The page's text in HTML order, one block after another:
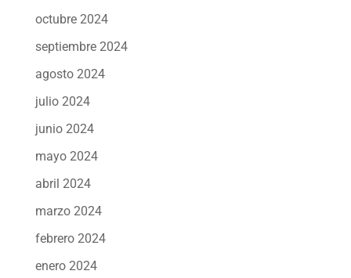
octubre 2024
septiembre 2024
agosto 2024
julio 2024
junio 2024
mayo 2024
abril 2024
marzo 2024
febrero 2024
enero 2024